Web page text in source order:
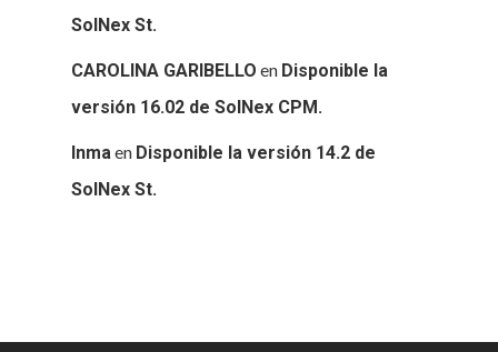
SolNex St.
CAROLINA GARIBELLO en Disponible la
versión 16.02 de SolNex CPM.
Inmaen Disponible la versión 14.2 de
SolNex St.